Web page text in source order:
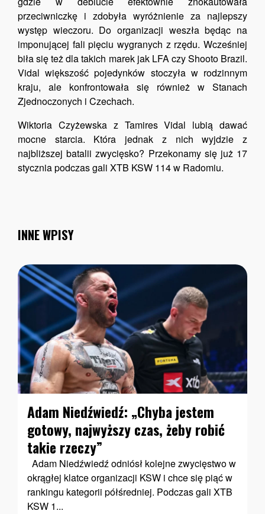
przeciwniczkę i zdobyła wyróżnienie za najlepszy
występ wieczoru. Do organizacji weszła będąc na
imponującej fali pięciu wygranych z rzędu. Wcześniej
biła się też dla takich marek jak LFA czy Shooto Brazil.
Vidal większość pojedynków stoczyła w rodzinnym
kraju, ale konfrontowała się również w Stanach
Zjednoczonych i Czechach.
Wiktoria Czyżewska z Tamires Vidal lubią dawać
mocne starcia. Która jednak z nich wyjdzie z
najbliższej batalii zwycięsko? Przekonamy się już 17
stycznia podczas gali XTB KSW 114 w Radomiu.
INNE WPISY
Adam Niedźwiedź: „Chyba jestem
gotowy, najwyższy czas, żeby robić
takie rzeczy”
Adam Niedźwiedź odniósł kolejne zwycięstwo w
okrągłej klatce organizacji KSW i chce się piąć w
rankingu kategorii półśredniej. Podczas gali XTB
KSW 1...